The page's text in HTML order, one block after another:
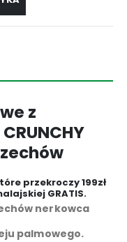
z
przekroczy 199zł
GRATIS.
nerkowca
palmowego.